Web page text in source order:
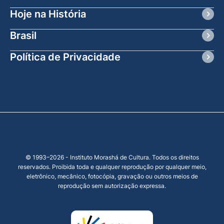
Hoje na História
Brasil
Política de Privacidade
© 1993–2026 - Instituto Morashá de Cultura. Todos os direitos
reservados. Proibida toda e qualquer reprodução por qualquer meio,
eletrônico, mecânico, fotocópia, gravação ou outros meios de
reprodução sem autorização expressa.